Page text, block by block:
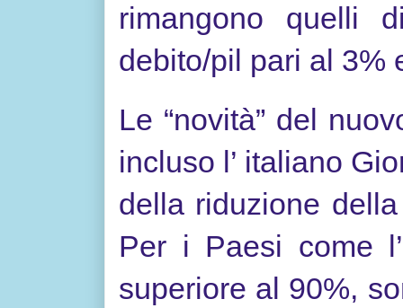
rimangono quelli
debito/pil pari al 3%
Le “novità” del
incluso l’ italiano
della riduzione
Per i Paesi come
superiore al 90%,